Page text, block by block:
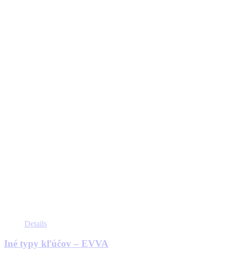
Details
Iné typy kľúčov – EVVA